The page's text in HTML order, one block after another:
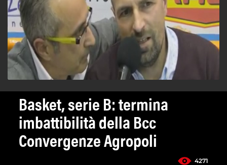
Basket, serie B: termina
imbattibilità della Bcc
Convergenze Agropoli
4271